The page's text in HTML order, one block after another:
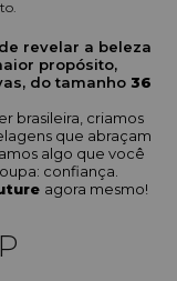
revelar a beleza
propósito,
do tamanho 36
brasileira, criamos
que abraçam
algo que você
confiança.
agora mesmo!